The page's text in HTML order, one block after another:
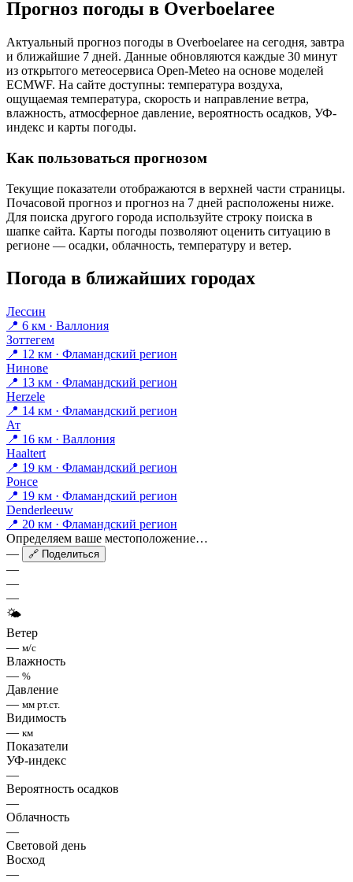
Прогноз погоды в Overboelareе
Актуальный прогноз погоды в Overboelareе на сегодня, завтра
и ближайшие 7 дней. Данные обновляются каждые 30 минут
из открытого метеосервиса Open-Meteo на основе моделей
ECMWF. На сайте доступны: температура воздуха,
ощущаемая температура, скорость и направление ветра,
влажность, атмосферное давление, вероятность осадков, УФ-
индекс и карты погоды.
Как пользоваться прогнозом
Текущие показатели отображаются в верхней части страницы.
Почасовой прогноз и прогноз на 7 дней расположены ниже.
Для поиска другого города используйте строку поиска в
шапке сайта. Карты погоды позволяют оценить ситуацию в
регионе — осадки, облачность, температуру и ветер.
Погода в ближайших городах
Лессин
📍 6 км · Валлония
Зоттегем
📍 12 км · Фламандский регион
Нинове
📍 13 км · Фламандский регион
Herzele
📍 14 км · Фламандский регион
Ат
📍 16 км · Валлония
Haaltert
📍 19 км · Фламандский регион
Ронсе
📍 19 км · Фламандский регион
Denderleeuw
📍 20 км · Фламандский регион
Определяем ваше местоположение…
—
🔗 Поделиться
—
—
—
🌤
Ветер
— м/с
Влажность
— %
Давление
— мм рт.ст.
Видимость
— км
Показатели
УФ-индекс
—
Вероятность осадков
—
Облачность
—
Световой день
Восход
—